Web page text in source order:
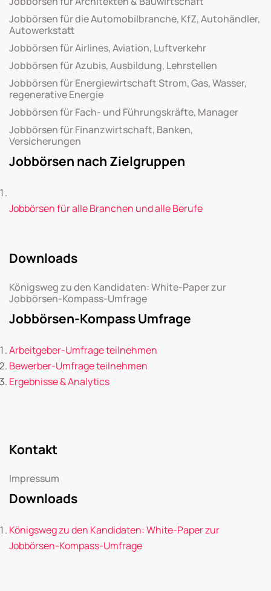
Jobbörsen für die Automobilbranche, KfZ, Autohändler,
Autowerkstatt
Jobbörsen für Airlines, Aviation, Luftverkehr
Jobbörsen für Azubis, Ausbildung, Lehrstellen
Jobbörsen für Energiewirtschaft Strom, Gas, Wasser,
regenerative Energie
Jobbörsen für Fach- und Führungskräfte, Manager
Jobbörsen für Finanzwirtschaft, Banken,
Versicherungen
Jobbörsen nach Zielgruppen
Jobbörsen für alle Branchen und alle Berufe
Downloads
Königsweg zu den Kandidaten: White-Paper zur
Jobbörsen-Kompass-Umfrage
Jobbörsen-Kompass Umfrage
Arbeitgeber-Umfrage teilnehmen
Bewerber-Umfrage teilnehmen
Ergebnisse & Analytics
Kontakt
Impressum
Downloads
Königsweg zu den Kandidaten: White-Paper zur
Jobbörsen-Kompass-Umfrage